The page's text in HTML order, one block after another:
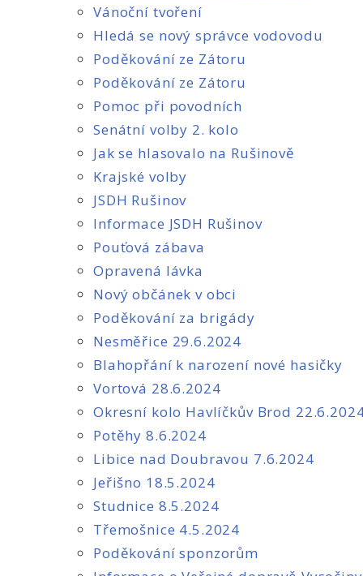
Vánoční tvoření
Hledá se nový správce vodovodu
Poděkování ze Zátoru
Poděkování ze Zátoru
Pomoc při povodních
Senátní volby 2. kolo
Jak se hlasovalo na Rušinově
Krajské volby
JSDH Rušinov
Informace JSDH Rušinov
Pouťová zábava
Opravená lávka
Nový občánek v obci
Poděkování za brigády
Nesměřice 29.6.2024
Blahopřání k narození nové hasičky
Vortová 28.6.2024
Okresní kolo Havlíčkův Brod
Potěhy 8.6.2024
Libice nad Doubravou 7.6.2024
Jeřišno 18.5.2024
Studnice 8.5.2024
Třemošnice 4.5.2024
Poděkování sponzorům